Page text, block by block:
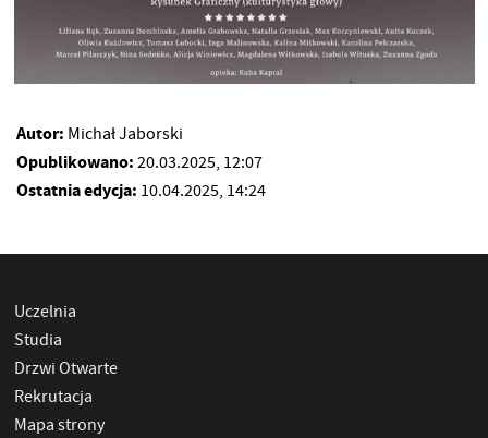
Autor: Michał Jaborski
Opublikowano: 20.03.2025, 12:07
Ostatnia edycja: 10.04.2025, 14:24
Uczelnia
Studia
Drzwi Otwarte
Rekrutacja
Mapa strony